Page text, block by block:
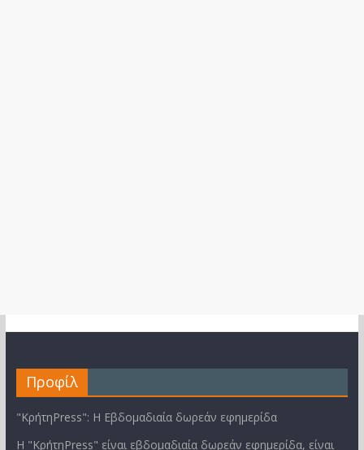
Προφίλ
"ΚρήτηPress": Η Εβδομαδιαία δωρεάν εφημερίδα
Η "ΚρήτηPress" είναι εβδομαδιαία δωρεάν εφημερίδα, είναι